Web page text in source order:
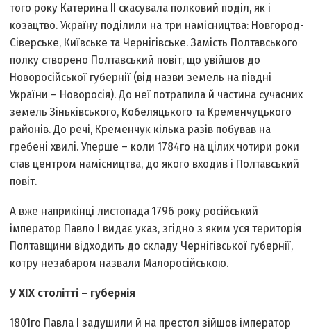
того року Катерина ІІ скасувала полковий поділ, як і
козацтво. Україну поділили на три намісництва: Новгород­
Сіверське, Київське та Чернігівське. Замість Полтавського
полку створено Полтавський повіт, що увійшов до
Новоросійської губернії (від назви земель на півдні
України – Новоросія). До неї потрапила й частина сучасних
земель Зіньківського, Кобеляцького та Кременчуцького
районів. До речі, Кременчук кілька разів побував на
гребені хвилі. Уперше – коли 1784­го на цілих чотири роки
став центром намісництва, до якого входив і Полтавський
повіт.
А вже наприкінці листопада 1796 року російський
імператор Павло І видає указ, згідно з яким уся територія
Полтавщини відходить до складу Чернігівської губернії,
котру незабаром назвали Малоросійською.
У ХІХ столітті – губернія
1801­го Павла І задушили й на престол зійшов імператор